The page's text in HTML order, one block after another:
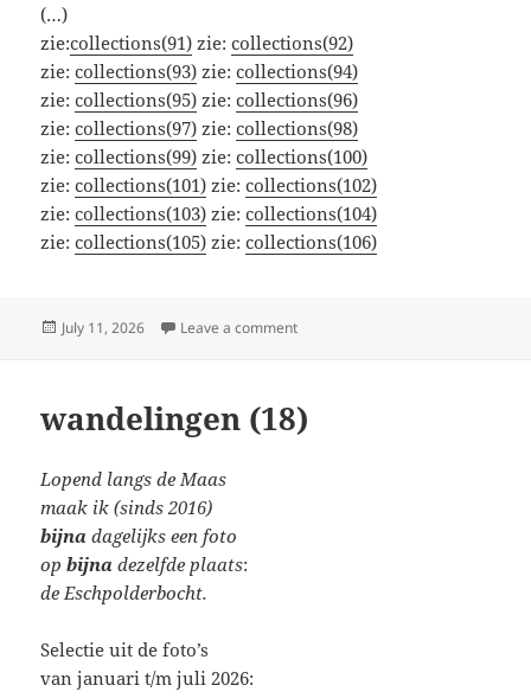
(…)
zie:collections(91) zie:collections(92)
zie:collections(93) zie:collections(94)
zie:collections(95) zie:collections(96)
zie:collections(97) zie:collections(98)
zie:collections(99) zie:collections(100)
zie:collections(101) zie:collections(102)
zie:collections(103) zie:collections(104)
zie:collections(105) zie:collections(106)
Posted
July 11, 2026 Leave a commenton collections (107)
wandelingen (18)
Lopend langs de Maas
maak ik (sinds 2016)
bijna dagelijks een foto
opbijna dezelfde plaats:
de Eschpolderbocht.
Selectie uit de foto’s
van januari t/m juli 2026: